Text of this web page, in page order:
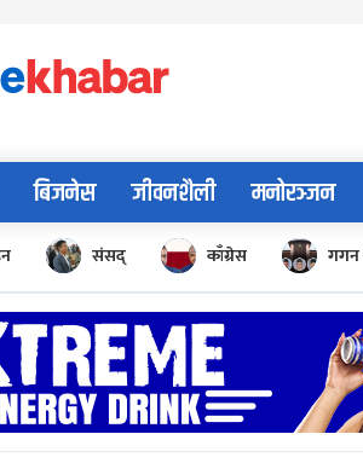
बिजनेस जीवनशैली मनोरञ्जन
संसद् काँग्रेस गगन